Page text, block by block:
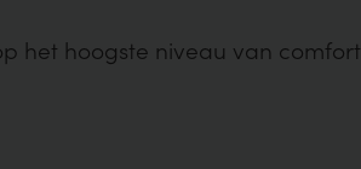
het hoogste niveau van comfort